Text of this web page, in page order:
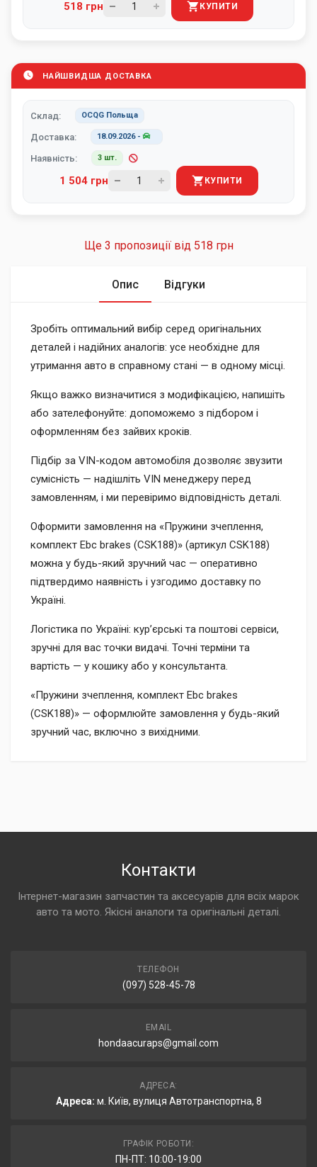
518 грн КУПИТИ
НАЙШВИДША ДОСТАВКА
Склад: OCQG Польща
Доставка: 18.09.2026-
Наявність: 3 шт.
1 504 грн КУПИТИ
Ще 3 пропозиції від 518 грн
Опис Відгуки
Зробіть оптимальний вибір серед оригінальних
деталей і надійних аналогів: усе необхідне для
утримання авто в справному стані — в одному місці.
Якщо важко визначитися з модифікацією, напишіть
або зателефонуйте: допоможемо з підбором і
оформленням без зайвих кроків.
Підбір за VIN-кодом автомобіля дозволяє звузити
сумісність — надішліть VIN менеджеру перед
замовленням, і ми перевіримо відповідність деталі.
Оформити замовлення на «Пружини зчеплення,
комплект Ebc brakes (CSK188)» (артикул CSK188)
можна у будь-який зручний час — оперативно
підтвердимо наявність і узгодимо доставку по
Україні.
Логістика по Україні: кур’єрські та поштові сервіси,
зручні для вас точки видачі. Точні терміни та
вартість — у кошику або у консультанта.
«Пружини зчеплення, комплект Ebc brakes
(CSK188)» — оформлюйте замовлення у будь-який
зручний час, включно з вихідними.
Контакти
Інтернет-магазин запчастин та аксесуарів для всіх марок
авто та мото. Якісні аналоги та оригінальні деталі.
ТЕЛЕФОН
(097) 528-45-78
EMAIL
hondaacuraps@gmail.com
АДРЕСА:
Адреса: м. Київ, вулиця Автотранспортна, 8
ГРАФІК РОБОТИ:
ПН-ПТ: 10:00-19:00